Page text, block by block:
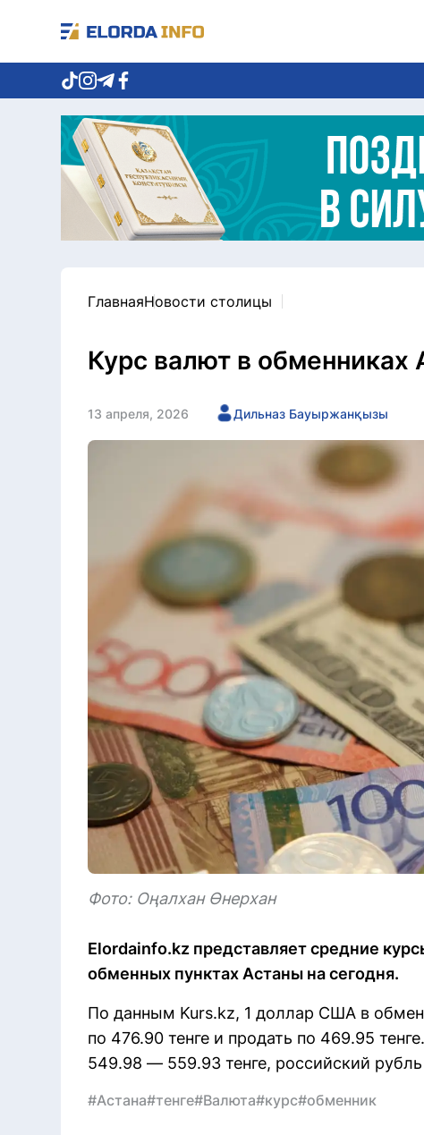
ГлавнаяНовости столицы
Курс валют в обменниках
13 апреля, 2026 Дильназ Бауыржанқызы
Фото: Оңалхан Өнерхан
Elordainfo.kz представляет средние
обменных пунктах Астаны на сегодня.
По данным Kurs.kz, 1 доллар США в
по 476.90 тенге и продать по 469.95
549.98 — 559.93 тенге, российский
#Астана#тенге#Валюта#курс#обменник